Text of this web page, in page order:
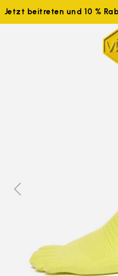
Jetzt beitreten und 10 %